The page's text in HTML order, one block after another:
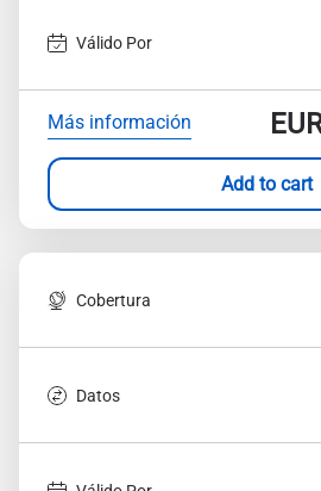
Válido Por
Más información
Add to cart
Cobertura
Datos